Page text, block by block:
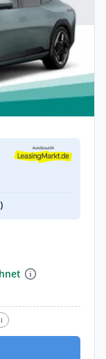
| !INKL.
Anzahlung! |